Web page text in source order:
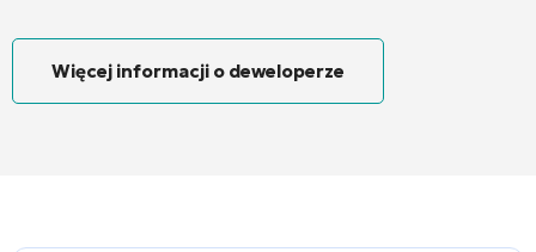
Więcej informacji o deweloperze